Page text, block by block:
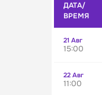
ДАТА/
ВРЕМЯ
21 Авг
15:00
22 Авг
11:00